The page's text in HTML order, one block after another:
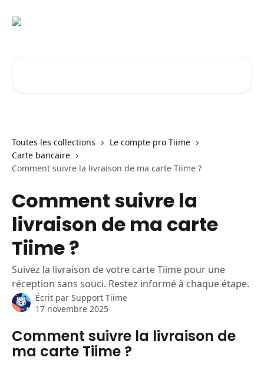
Toutes les collections
Le compte pro Tiime
Carte bancaire
Comment suivre la livraison de ma carte Tiime ?
Comment suivre la
livraison de ma carte
Tiime ?
Suivez la livraison de votre carte Tiime pour une
réception sans souci. Restez informé à chaque étape.
Écrit par Support Tiime
17 novembre 2025
Comment suivre la livraison de
ma carte Tiime ?